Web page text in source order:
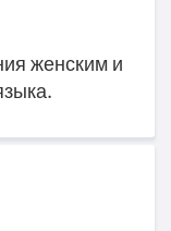
женским и